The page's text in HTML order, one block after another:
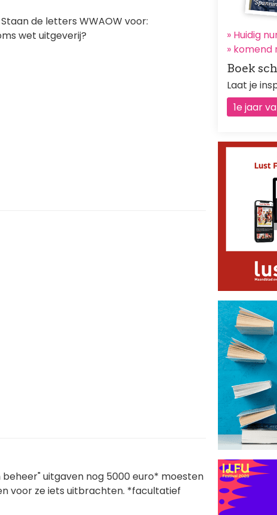
de letters WWAOW voor:
wet uitgeverij?
uitgaven nog 5000 euro* moesten
voor ze iets uitbrachten. *facultatief
» Huidig
» komend
Boek
Laat je
1e jaar